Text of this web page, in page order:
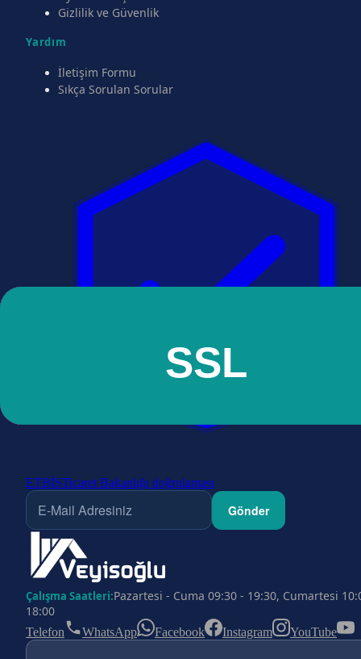
Gizlilik ve Güvenlik
Yardım
İletişim Formu
Sıkça Sorulan Sorular
ETBİSTicaret Bakanlığı doğrulaması
Gönder
Çalışma Saatleri:Pazartesi - Cuma 09:30 - 19:30, Cumartesi
18:00
Telefon WhatsApp Facebook Instagram YouTube